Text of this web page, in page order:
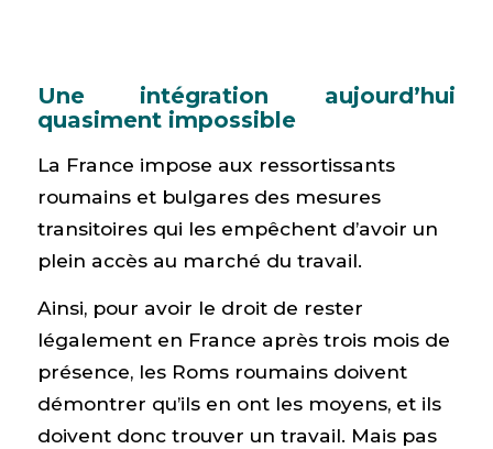
Une intégration aujourd’hui
quasiment impossible
La France impose aux ressortissants
roumains et bulgares des mesures
transitoires qui les empêchent d’avoir un
plein accès au marché du travail.
Ainsi, pour avoir le droit de rester
légalement en France après trois mois de
présence, les Roms roumains doivent
démontrer qu’ils en ont les moyens, et ils
doivent donc trouver un travail. Mais pas